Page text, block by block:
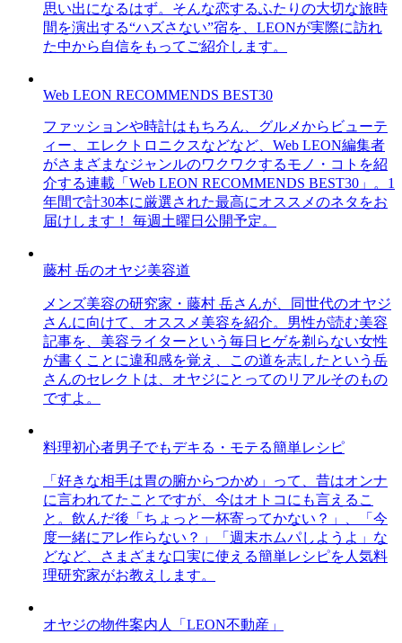
思い出になるはず。そんな恋するふたりの大切な旅時
間を演出する“ハズさない”宿を、LEONが実際に訪れ
た中から自信をもってご紹介します。
Web LEON RECOMMENDS BEST30
ファッションや時計はもちろん、グルメからビューテ
ィー、エレクトロニクスなどなど、Web LEON編集者
がさまざまなジャンルのワクワクするモノ・コトを紹
介する連載「Web LEON RECOMMENDS BEST30」。1
年間で計30本に厳選された最高にオススメのネタをお
届けします！ 毎週土曜日公開予定。
藤村 岳のオヤジ美容道
メンズ美容の研究家・藤村 岳さんが、同世代のオヤジ
さんに向けて、オススメ美容を紹介。男性が読む美容
記事を、美容ライターという毎日ヒゲを剃らない女性
が書くことに違和感を覚え、この道を志したという岳
さんのセレクトは、オヤジにとってのリアルそのもの
ですよ。
料理初心者男子でもデキる・モテる簡単レシピ
「好きな相手は胃の腑からつかめ」って、昔はオンナ
に言われてたことですが、今はオトコにも言えるこ
と。飲んだ後「ちょっと一杯寄ってかない？」、「今
度一緒にアレ作らない？」「週末ホムパしようよ」な
どなど、さまざまな口実に使える簡単レシピを人気料
理研究家がお教えします。
オヤジの物件案内人「LEON不動産」